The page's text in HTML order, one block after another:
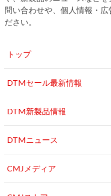
トップ
DTMセール最新情報
DTM新製品情報
DTMニュース
CMJメディア
CMJストア